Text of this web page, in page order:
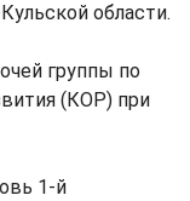
области.
группы по
(КОР) при
1-й